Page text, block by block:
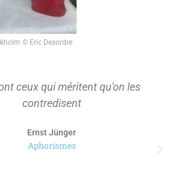
© Eric Desordre
ceux qui méritent qu'on les
contredisent
Ernst Jünger
Aphorismes